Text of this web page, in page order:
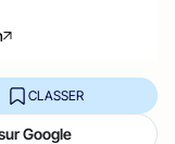
CLASSER
Google